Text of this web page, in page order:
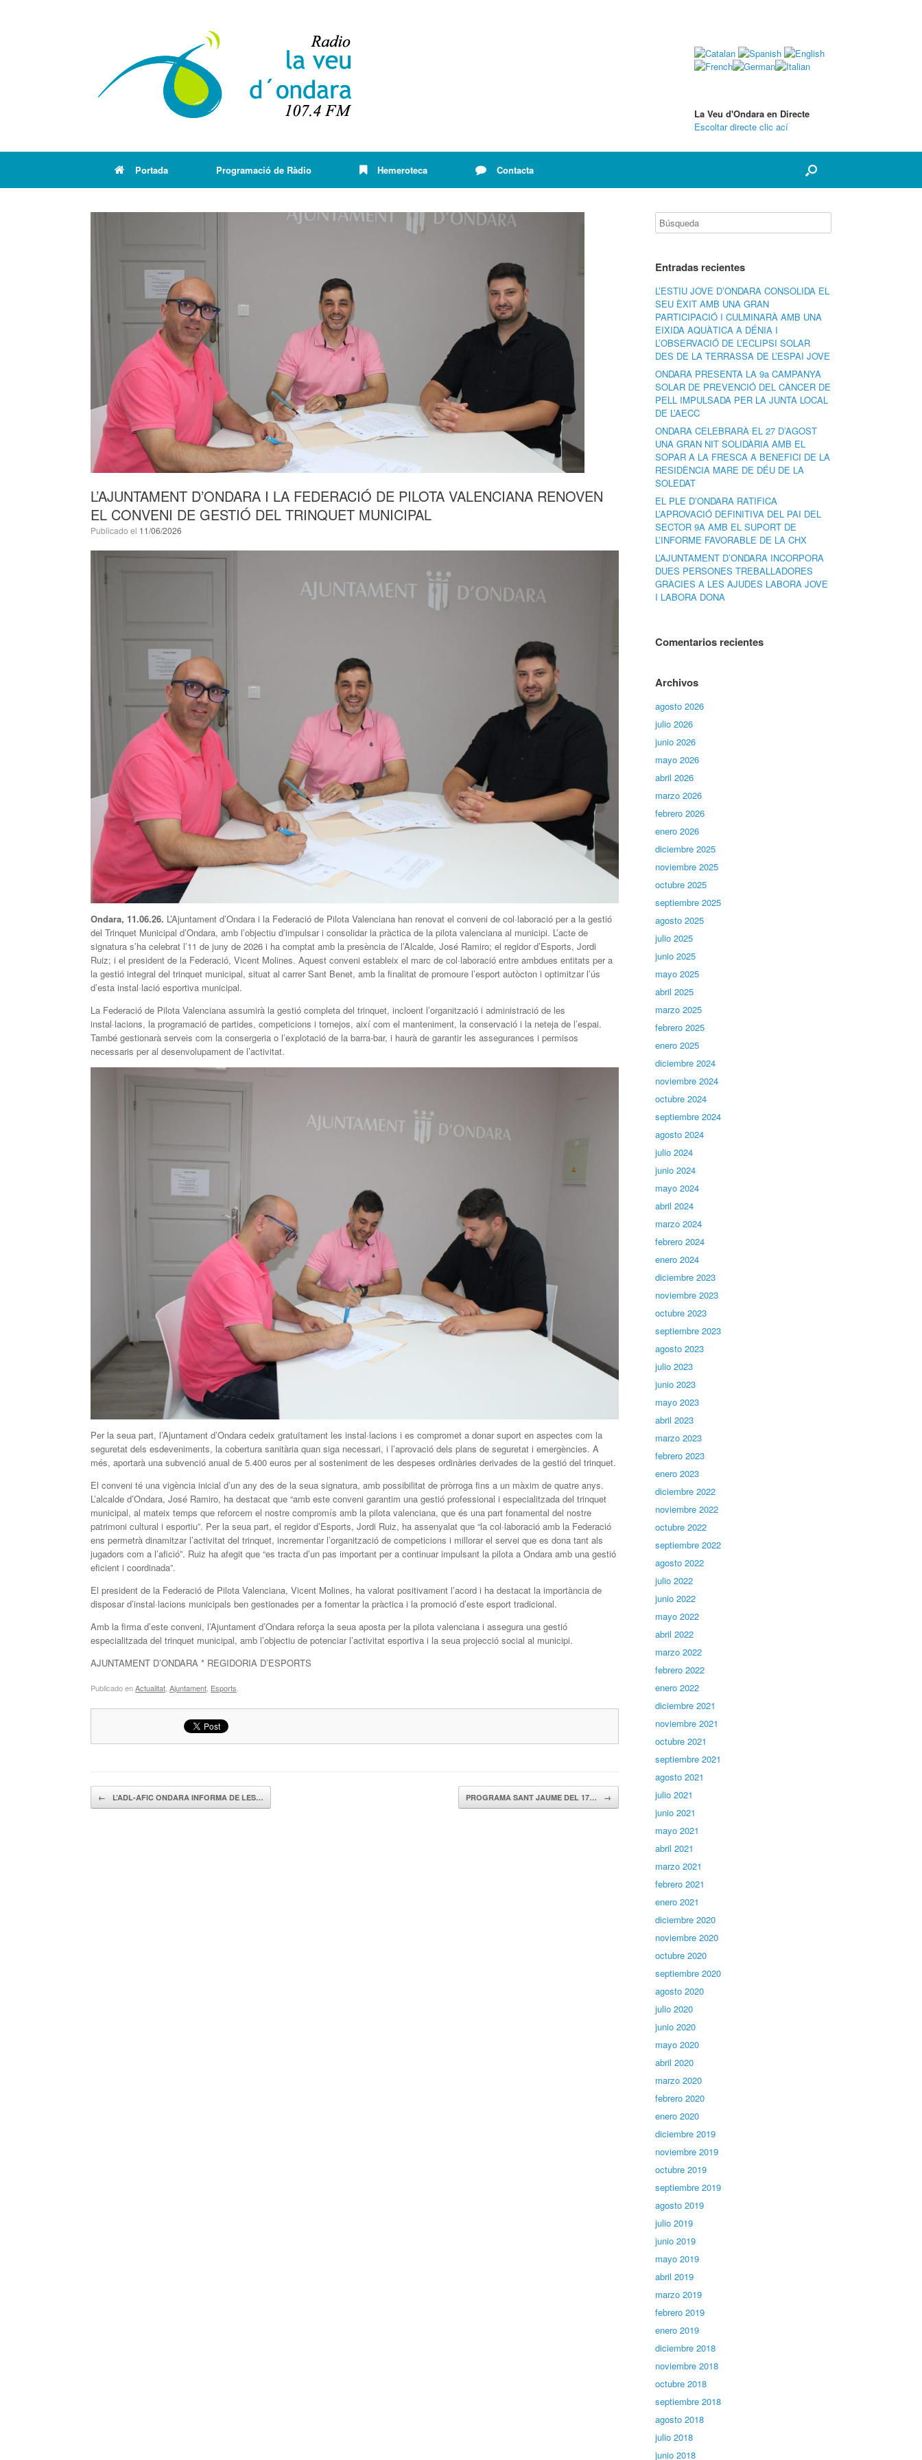
La Veu d'Ondara en Directe
Escoltar directe clic ací
Portada Programació de Ràdio Hemeroteca Contacta
L’AJUNTAMENT D’ONDARA I LA FEDERACIÓ DE PILOTA VALENCIANA RENOVEN
EL CONVENI DE GESTIÓ DEL TRINQUET MUNICIPAL
Publicado el 11/06/2026
Ondara, 11.06.26. L’Ajuntament d’Ondara i la Federació de Pilota Valenciana han renovat el conveni de col·laboració per a la gestió
del Trinquet Municipal d’Ondara, amb l’objectiu d’impulsar i consolidar la pràctica de la pilota valenciana al municipi. L’acte de
signatura s’ha celebrat l’11 de juny de 2026 i ha comptat amb la presència de l’Alcalde, José Ramiro; el regidor d’Esports, Jordi
Ruiz; i el president de la Federació, Vicent Molines. Aquest conveni estableix el marc de col·laboració entre ambdues entitats per a
la gestió integral del trinquet municipal, situat al carrer Sant Benet, amb la finalitat de promoure l’esport autòcton i optimitzar l’ús
d’esta instal·lació esportiva municipal.
La Federació de Pilota Valenciana assumirà la gestió completa del trinquet, incloent l’organització i administració de les
instal·lacions, la programació de partides, competicions i tornejos, així com el manteniment, la conservació i la neteja de l’espai.
També gestionarà serveis com la consergeria o l’explotació de la barra-bar, i haurà de garantir les assegurances i permisos
necessaris per al desenvolupament de l’activitat.
Per la seua part, l’Ajuntament d’Ondara cedeix gratuïtament les instal·lacions i es compromet a donar suport en aspectes com la
seguretat dels esdeveniments, la cobertura sanitària quan siga necessari, i l’aprovació dels plans de seguretat i emergències. A
més, aportarà una subvenció anual de 5.400 euros per al sosteniment de les despeses ordinàries derivades de la gestió del trinquet.
El conveni té una vigència inicial d’un any des de la seua signatura, amb possibilitat de pròrroga fins a un màxim de quatre anys.
L’alcalde d’Ondara, José Ramiro, ha destacat que “amb este conveni garantim una gestió professional i especialitzada del trinquet
municipal, al mateix temps que reforcem el nostre compromís amb la pilota valenciana, que és una part fonamental del nostre
patrimoni cultural i esportiu”. Per la seua part, el regidor d’Esports, Jordi Ruiz, ha assenyalat que “la col·laboració amb la Federació
ens permetrà dinamitzar l’activitat del trinquet, incrementar l’organització de competicions i millorar el servei que es dona tant als
jugadors com a l’afició”. Ruiz ha afegit que “es tracta d’un pas important per a continuar impulsant la pilota a Ondara amb una gestió
eficient i coordinada”.
El president de la Federació de Pilota Valenciana, Vicent Molines, ha valorat positivament l’acord i ha destacat la importància de
disposar d’instal·lacions municipals ben gestionades per a fomentar la pràctica i la promoció d’este esport tradicional.
Amb la firma d’este conveni, l’Ajuntament d’Ondara reforça la seua aposta per la pilota valenciana i assegura una gestió
especialitzada del trinquet municipal, amb l’objectiu de potenciar l’activitat esportiva i la seua projecció social al municipi.
AJUNTAMENT D’ONDARA * REGIDORIA D’ESPORTS
Publicado enActualitat Ajuntament Esports
Navegador de artículos
← L’ADL-AFIC ONDARA INFORMA DE LES… PROGRAMA SANT JAUME DEL 17… →
Entradas recientes
L’ESTIU JOVE D’ONDARA CONSOLIDA EL
SEU ÈXIT AMB UNA GRAN
PARTICIPACIÓ I CULMINARÀ AMB UNA
EIXIDA AQUÀTICA A DÉNIA I
L’OBSERVACIÓ DE L’ECLIPSI SOLAR
DES DE LA TERRASSA DE L’ESPAI JOVE
ONDARA PRESENTA LA 9a CAMPANYA
SOLAR DE PREVENCIÓ DEL CÀNCER DE
PELL IMPULSADA PER LA JUNTA LOCAL
DE L’AECC
ONDARA CELEBRARÀ EL 27 D’AGOST
UNA GRAN NIT SOLIDÀRIA AMB EL
SOPAR A LA FRESCA A BENEFICI DE LA
RESIDÈNCIA MARE DE DÉU DE LA
SOLEDAT
EL PLE D’ONDARA RATIFICA
L’APROVACIÓ DEFINITIVA DEL PAI DEL
SECTOR 9A AMB EL SUPORT DE
L’INFORME FAVORABLE DE LA CHX
L’AJUNTAMENT D’ONDARA INCORPORA
DUES PERSONES TREBALLADORES
GRÀCIES A LES AJUDES LABORA JOVE
I LABORA DONA
Comentarios recientes
Archivos
agosto 2026
julio 2026
junio 2026
mayo 2026
abril 2026
marzo 2026
febrero 2026
enero 2026
diciembre 2025
noviembre 2025
octubre 2025
septiembre 2025
agosto 2025
julio 2025
junio 2025
mayo 2025
abril 2025
marzo 2025
febrero 2025
enero 2025
diciembre 2024
noviembre 2024
octubre 2024
septiembre 2024
agosto 2024
julio 2024
junio 2024
mayo 2024
abril 2024
marzo 2024
febrero 2024
enero 2024
diciembre 2023
noviembre 2023
octubre 2023
septiembre 2023
agosto 2023
julio 2023
junio 2023
mayo 2023
abril 2023
marzo 2023
febrero 2023
enero 2023
diciembre 2022
noviembre 2022
octubre 2022
septiembre 2022
agosto 2022
julio 2022
junio 2022
mayo 2022
abril 2022
marzo 2022
febrero 2022
enero 2022
diciembre 2021
noviembre 2021
octubre 2021
septiembre 2021
agosto 2021
julio 2021
junio 2021
mayo 2021
abril 2021
marzo 2021
febrero 2021
enero 2021
diciembre 2020
noviembre 2020
octubre 2020
septiembre 2020
agosto 2020
julio 2020
junio 2020
mayo 2020
abril 2020
marzo 2020
febrero 2020
enero 2020
diciembre 2019
noviembre 2019
octubre 2019
septiembre 2019
agosto 2019
julio 2019
junio 2019
mayo 2019
abril 2019
marzo 2019
febrero 2019
enero 2019
diciembre 2018
noviembre 2018
octubre 2018
septiembre 2018
agosto 2018
julio 2018
junio 2018